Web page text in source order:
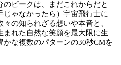
のピークは、まだこれからだと
じゃなかったら）宇宙飛行士に
の知られざる想いや本音と、
まれた自然な笑顔を最大限に生
かな複数のパターンの30秒CMを